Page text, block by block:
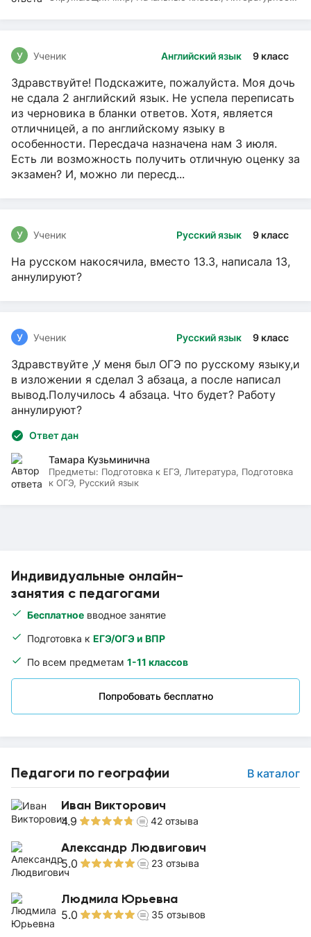
Индивидуальные онлайн-
занятия с педагогами
Бесплатное вводное занятие
Подготовка к ЕГЭ/ОГЭ и ВПР
По всем предметам 1-11 классов
Попробовать бесплатно
Педагоги по географии В каталог
Иван Викторович
4.9 42 отзыва
Александр Людвигович
5.0 23 отзыва
Людмила Юрьевна
5.0 35 отзывов
Английский язык 9 класс
У Ученик
Здравствуйте! Подскажите, пожалуйста. Моя дочь
не сдала 2 английский язык. Не успела переписать
из черновика в бланки ответов. Хотя, является
отличницей, а по английскому языку в
особенности. Пересдача назначена нам 3 июля.
Есть ли возможность получить отличную оценку за
экзамен? И, можно ли пересд...
Русский язык 9 класс
У Ученик
На русском накосячила, вместо 13.3, написала 13,
аннулируют?
Русский язык 9 класс
У Ученик
Здравствуйте ,У меня был ОГЭ по русскому языку,и
в изложении я сделал 3 абзаца, а после написал
вывод.Получилось 4 абзаца. Что будет? Работу
аннулируют?
Ответ дан
Тамара Кузьминична
Предметы: Подготовка к ЕГЭ, Литература, Подготовка
к ОГЭ, Русский язык